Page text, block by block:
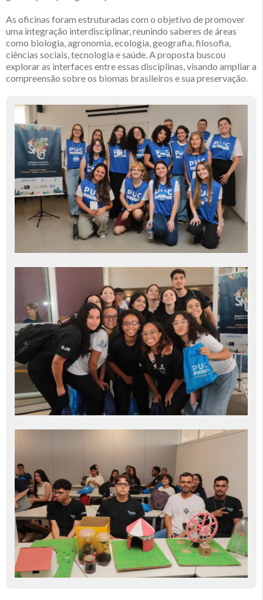
As oficinas foram estruturadas com o objetivo de promover
uma integração interdisciplinar, reunindo saberes de áreas
como biologia, agronomia, ecologia, geografia, filosofia,
ciências sociais, tecnologia e saúde. A proposta buscou
explorar as interfaces entre essas disciplinas, visando ampliar a
compreensão sobre os biomas brasileiros e sua preservação.